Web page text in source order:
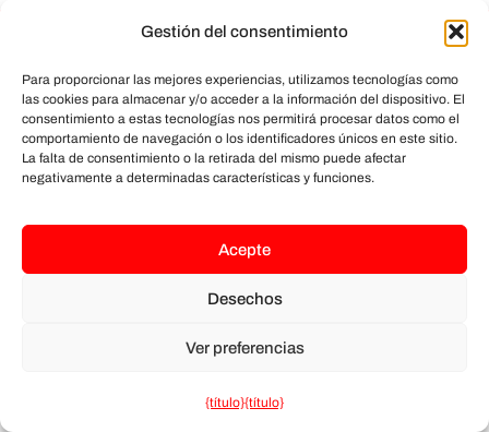
Gestión del consentimiento
Para proporcionar las mejores experiencias, utilizamos tecnologías como
las cookies para almacenar y/o acceder a la información del dispositivo. El
consentimiento a estas tecnologías nos permitirá procesar datos como el
comportamiento de navegación o los identificadores únicos en este sitio.
La falta de consentimiento o la retirada del mismo puede afectar
negativamente a determinadas características y funciones.
Acepte
Desechos
Ver preferencias
{título}{título}